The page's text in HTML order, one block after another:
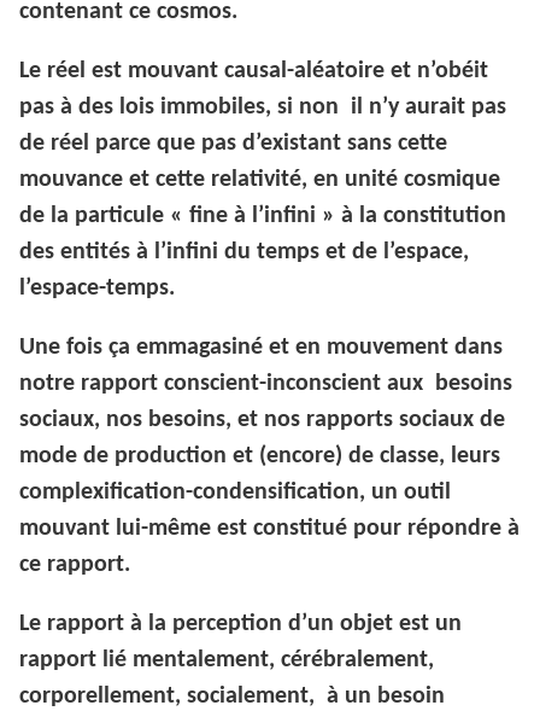
contenant ce cosmos.
Le réel est mouvant causal-aléatoire et n’obéit
pas à des lois immobiles, si non il n’y aurait pas
de réel parce que pas d’existant sans cette
mouvance et cette relativité, en unité cosmique
de la particule « fine à l’infini » à la constitution
des entités à l’infini du temps et de l’espace,
l’espace-temps.
Une fois ça emmagasiné et en mouvement dans
notre rapport conscient-inconscient aux besoins
sociaux, nos besoins, et nos rapports sociaux de
mode de production et (encore) de classe, leurs
complexification-condensification, un outil
mouvant lui-même est constitué pour répondre à
ce rapport.
Le rapport à la perception d’un objet est un
rapport lié mentalement, cérébralement,
corporellement, socialement, à un besoin